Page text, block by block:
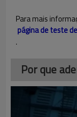
Para mais
página de teste
.
Por que